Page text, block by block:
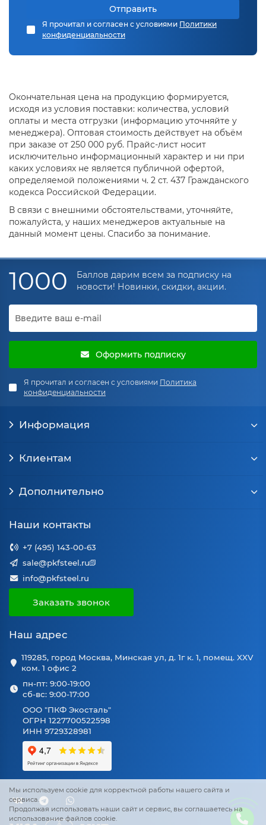
Отправить
Я прочитал и согласен с условиями Политики
конфиденциальности
Окончательная цена на продукцию формируется,
исходя из условия поставки: количества, условий
оплаты и места отгрузки (информацию уточняйте у
менеджера). Оптовая стоимость действует на объём
при заказе от 250 000 руб. Прайс-лист носит
исключительно информационный характер и ни при
каких условиях не является публичной офертой,
определяемой положениями ч. 2 ст. 437 Гражданского
кодекса Российской Федерации.
В связи с внешними обстоятельствами, уточняйте,
пожалуйста, у наших менеджеров актуальные на
данный момент цены. Спасибо за понимание.
Мы используем cookie для корректной работы нашего сайта и
сервиса.
Продолжая использовать наши сайт и сервис, вы соглашаетесь на
использование файлов cookie.
1000
Баллов дарим всем за подписку на
новости! Новинки, скидки, акции.
Оформить подписку
Я прочитал и согласен с условиями Политика
конфиденциальности
Информация
Клиентам
Дополнительно
Наши контакты
+7 (495) 143-00-63
sale@pkfsteel.ru
info@pkfsteel.ru
Заказать звонок
Наш адрес
119285, город Москва, Минская ул, д. 1г к. 1, помещ. XXV
ком. 1 офис 2
пн-пт: 9:00-19:00
сб-вс: 9:00-17:00
ООО "ПКФ Экосталь"
ОГРН 1227700522598
ИНН 9729328981